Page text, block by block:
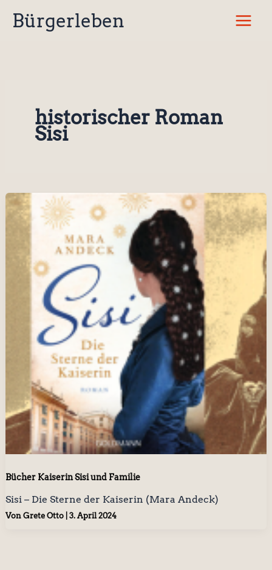
InhaltBürgerleben
historischer Roman
Sisi
Bücher Kaiserin Sisi und Familie
Sisi – Die Sterne der Kaiserin (Mara Andeck)
Von Grete Otto 3. April 2024